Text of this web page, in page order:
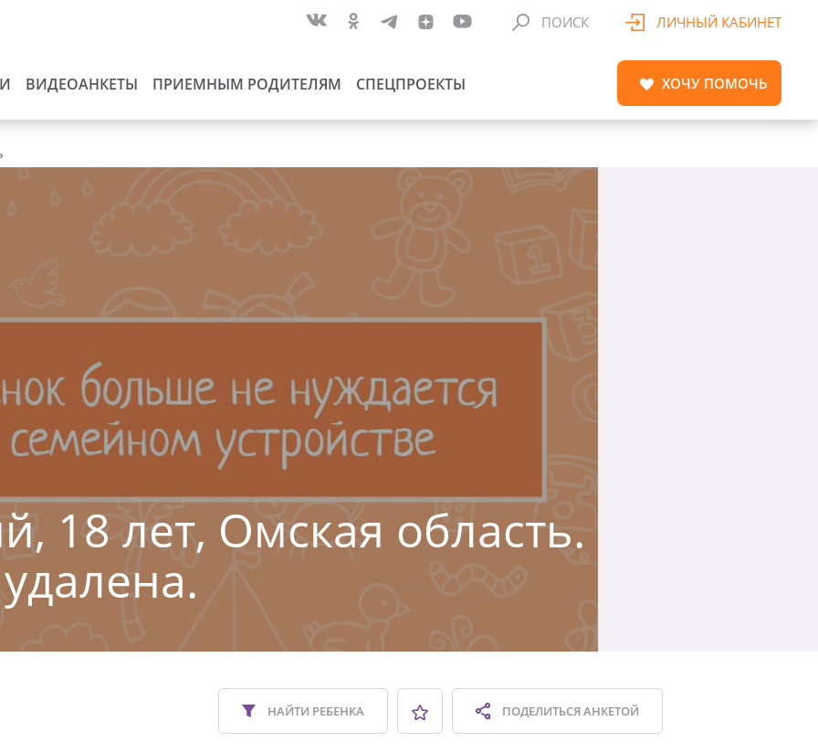
ВИДЕОАНКЕТЫ ПРИЕМНЫМ РОДИТЕЛЯМ СПЕЦПРОЕКТЫ
ПОИСК ЛИЧНЫЙ КАБИНЕТ
ХОЧУ ПОМОЧЬ
18 лет, Омская область.
ПОДЕЛИТЬСЯАНКЕТОЙ
НАЙТИ РЕБЕНКА